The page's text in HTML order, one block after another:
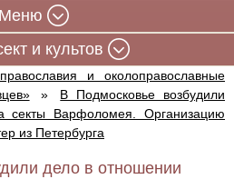
Меню
и культов
и околоправославные
»
В Подмосковье возбудили
секты Варфоломея. Организацию
из Петербурга
дело в отношении